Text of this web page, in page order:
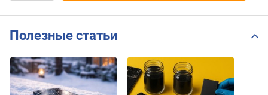
Полезные статьи